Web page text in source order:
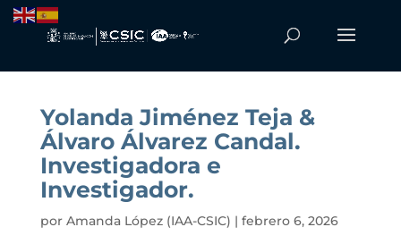
Yolanda Jiménez Teja &
Álvaro Álvarez Candal.
Investigadora e
Investigador.
por Amanda López (IAA-CSIC) | febrero 6, 2026